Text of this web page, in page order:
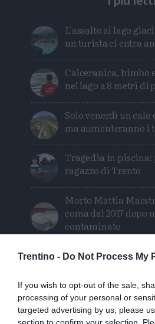
Trentino - Do Not Process My
If you wish to opt-out of the sale,
processing of your personal or
targeted advertising by us, please
section to confirm your selection.
L'assalto al lago
un turista ci entra
Calceranica, bimbo
nel lago a 8 metri di
Solo venerdì un
ma aumenteranno i
Tragedia in piscina:
ragazzo di Trento
Morto Mattia
coma dal 2017 dopo
contaminato
Tragedia sul